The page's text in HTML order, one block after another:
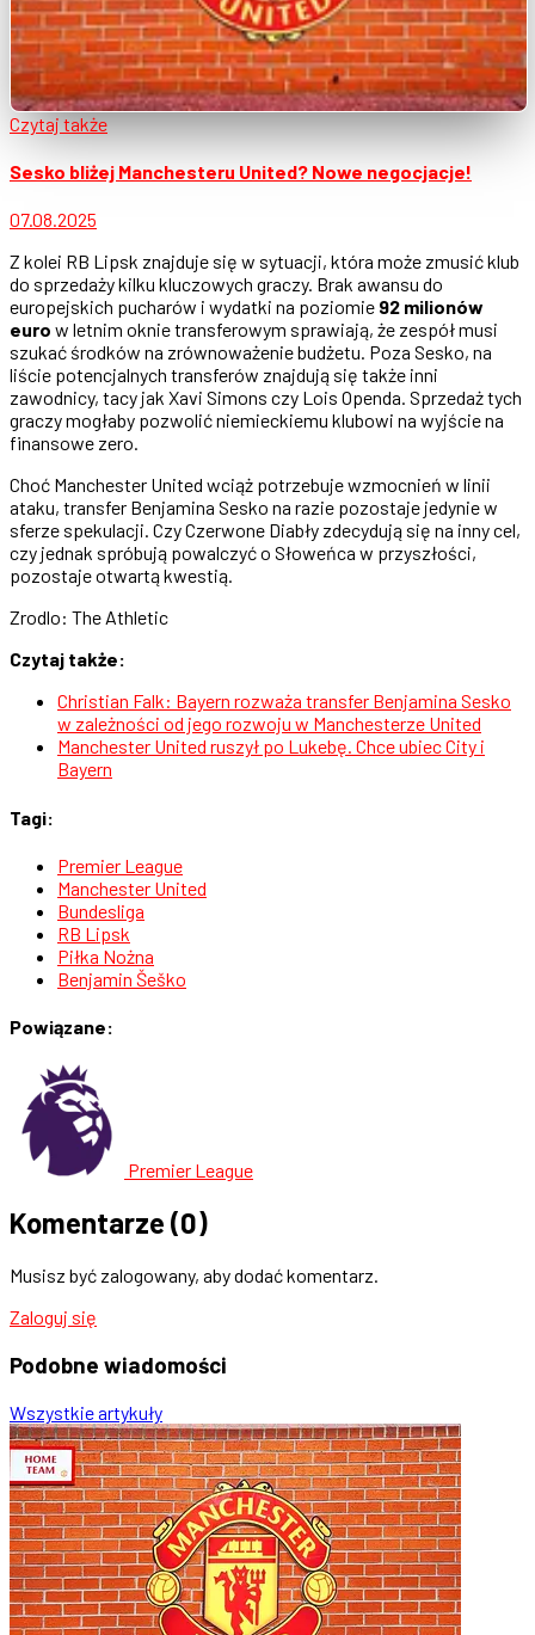
Czytaj także
Sesko bliżej Manchesteru United? Nowe negocjacje!
07.08.2025
Z kolei RB Lipsk znajduje się w sytuacji, która może zmusić klub
do sprzedaży kilku kluczowych graczy. Brak awansu do
europejskich pucharów i wydatki na poziomie 92 milionów
euro w letnim oknie transferowym sprawiają, że zespół musi
szukać środków na zrównoważenie budżetu. Poza Sesko, na
liście potencjalnych transferów znajdują się także inni
zawodnicy, tacy jak Xavi Simons czy Lois Openda. Sprzedaż tych
graczy mogłaby pozwolić niemieckiemu klubowi na wyjście na
finansowe zero.
Choć Manchester United wciąż potrzebuje wzmocnień w linii
ataku, transfer Benjamina Sesko na razie pozostaje jedynie w
sferze spekulacji. Czy Czerwone Diabły zdecydują się na inny cel,
czy jednak spróbują powalczyć o Słoweńca w przyszłości,
pozostaje otwartą kwestią.
Zrodlo: The Athletic
Czytaj także:
Christian Falk: Bayern rozważa transfer Benjamina Sesko
w zależności od jego rozwoju w Manchesterze United
Manchester United ruszył po Lukebę. Chce ubiec City i
Bayern
Tagi:
Premier League
Manchester United
Bundesliga
RB Lipsk
Piłka Nożna
Benjamin Šeško
Powiązane:
Premier League
Komentarze (0)
Musisz być zalogowany, aby dodać komentarz.
Zaloguj się
Podobne wiadomości
Wszystkie artykuły